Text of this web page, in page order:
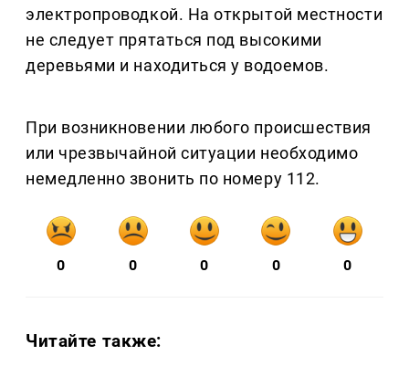
электропроводкой. На открытой местности
не следует прятаться под высокими
деревьями и находиться у водоемов.
При возникновении любого происшествия
или чрезвычайной ситуации необходимо
немедленно звонить по номеру 112.
0 0 0 0 0
Читайте также: